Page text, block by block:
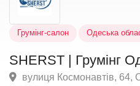
SHERST | Грумінг